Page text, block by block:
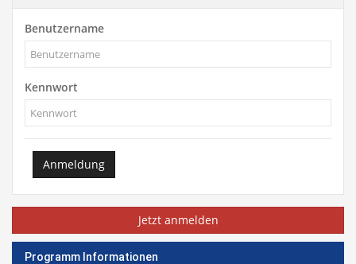
Benutzername
Kennwort
Anmeldung
Jetzt anmelden
Programm Informationen